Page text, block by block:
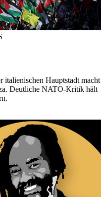
italienischen Hauptstadt macht
Deutliche NATO-Kritik hält